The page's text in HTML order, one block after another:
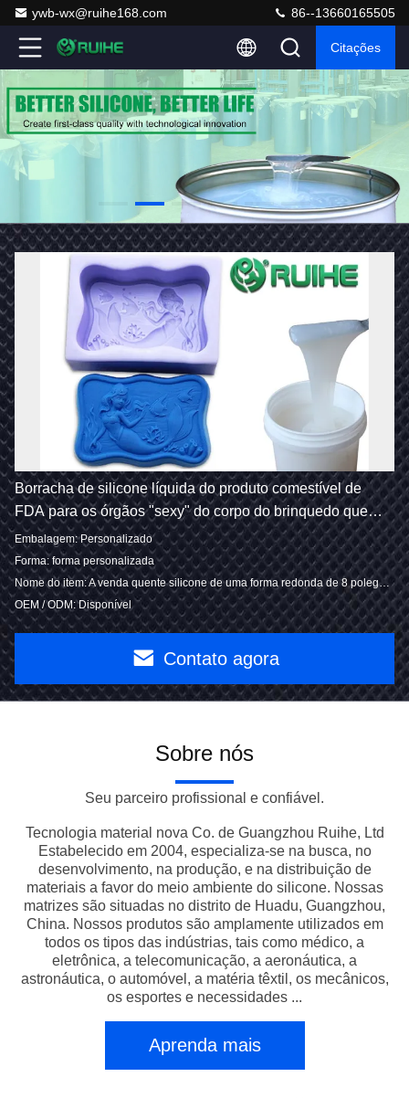
ywb-wx@ruihe168.com 86--13660165505
Citações
Borracha de silicone líquida do produto comestível de
FDA para os órgãos "sexy" do corpo do brinquedo que
resistem à resistência
Embalagem: Personalizado
Forma: forma personalizada
Nome do item: A venda quente silicone de uma forma redonda de 8 polegadas coze o molde
OEM / ODM: Disponível
Contato agora
Sobre nós
Seu parceiro profissional e confiável.
Tecnologia material nova Co. de Guangzhou Ruihe, Ltd
Estabelecido em 2004, especializa-se na busca, no
desenvolvimento, na produção, e na distribuição de
materiais a favor do meio ambiente do silicone. Nossas
matrizes são situadas no distrito de Huadu, Guangzhou,
China. Nossos produtos são amplamente utilizados em
todos os tipos das indústrias, tais como médico, a
eletrônica, a telecomunicação, a aeronáutica, a
astronáutica, o automóvel, a matéria têxtil, os mecânicos,
os esportes e necessidades ...
Aprenda mais